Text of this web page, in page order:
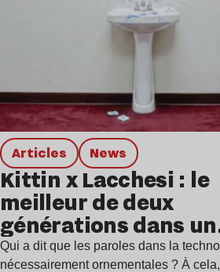
Articles news
Kittin x Lacchesi : le
meilleur de deux
générations dans un
single percutant
Qui a dit que les paroles dans la
nécessairement ornementales ? À